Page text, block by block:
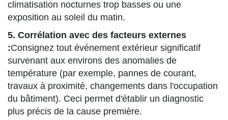
climatisation nocturnes trop basses ou une
exposition au soleil du matin.
5. Corrélation avec des facteurs externes
:Consignez tout événement extérieur significatif
survenant aux environs des anomalies de
température (par exemple, pannes de courant,
travaux à proximité, changements dans l'occupation
du bâtiment). Ceci permet d'établir un diagnostic
plus précis de la cause première.